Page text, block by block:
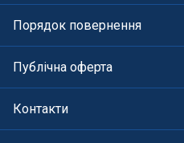
Порядок повернення
Публічна оферта
Контакти